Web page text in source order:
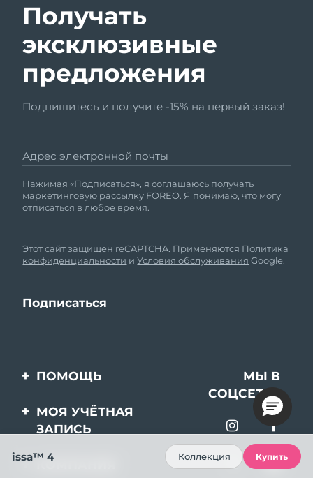
Получать
эксклюзивные
предложения
Подпишитесь и получите -15% на первый заказ!
Адрес электронной почты
Нажимая «Подписаться», я соглашаюсь получать
маркетинговую рассылку FOREO. Я понимаю, что могу
отписаться в любое время.
Этот сайт защищен reCAPTCHA. Применяются Политика
конфиденциальности иУсловия обслуживания Google.
ПОМОЩЬ
Свяжитесь с нами
Заказ и доставка
Гарантия и возврат
МЫ В
СОЦСЕТЯХ
МОЯ УЧЁТНАЯ
ЗАПИСЬ
Регистрация продукта
КОМПАНИЯ
issa™ 4 Коллекция Купить